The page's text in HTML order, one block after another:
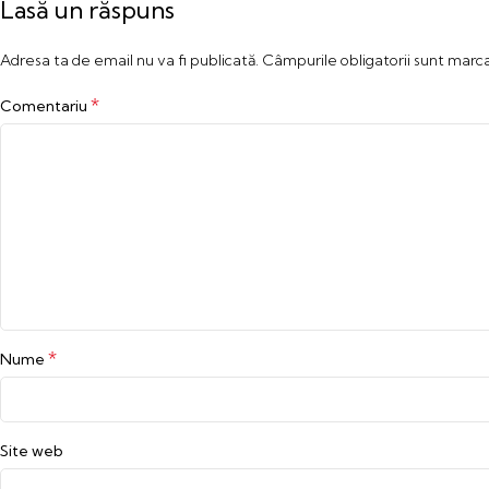
Lasă un răspuns
Adresa ta de email nu va fi publicată. Câmpurile obligatorii sunt
Comentariu *
Nume *
Site web